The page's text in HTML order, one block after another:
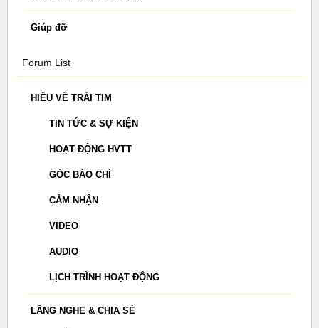
Giúp đỡ
Forum List
HIỂU VỀ TRÁI TIM
TIN TỨC & SỰ KIỆN
HOẠT ĐỘNG HVTT
GÓC BÁO CHÍ
CẢM NHẬN
VIDEO
AUDIO
LỊCH TRÌNH HOẠT ĐỘNG
LẮNG NGHE & CHIA SẺ